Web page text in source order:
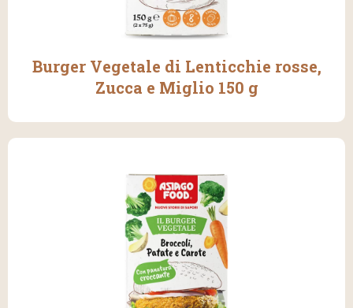
Burger Vegetale di Lenticchie rosse,
Zucca e Miglio 150 g